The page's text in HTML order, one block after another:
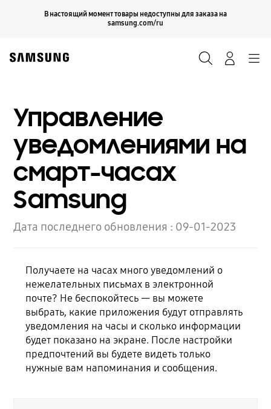
В настоящий момент товары недоступны для заказа на
samsung.com/ru
Продолжить
Управление
уведомлениями на
смарт-часах
Samsung
Дата последнего обновления : 09-01-2023
Получаете на часах много уведомлений о
нежелательных письмах в электронной
почте? Не беспокойтесь — вы можете
выбрать, какие приложения будут отправлять
уведомления на часы и сколько информации
будет показано на экране. После настройки
предпочтений вы будете видеть только
нужные вам напоминания и сообщения.